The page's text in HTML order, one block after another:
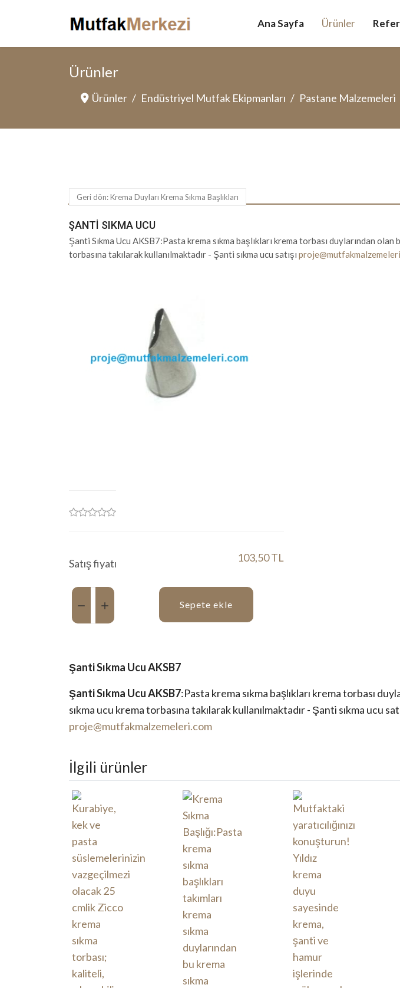
Ana Sayfa Ürünler
Ürünler
Ürünler Endüstriyel Mutfak Ekipmanları Pastane Malzemeleri
Geri dön: Krema Duyları Krema Sıkma Başlıkları
ŞANTI SIKMA UCU
Şanti Sıkma Ucu AKSB7:Pasta krema sıkma başlıkları krema torbası duylarından olan
torbasına takılarak kullanılmaktadır - Şanti sıkma ucu satışı
Satış fiyatı 103,50 TL
Miktar:
Sepete ekle
Şanti Sıkma Ucu AKSB7
Şanti Sıkma Ucu AKSB7:Pasta krema sıkma başlıkları krema torbası
sıkma ucu krema torbasına takılarak kullanılmaktadır - Şanti sıkma ucu
proje@mutfakmalzemeleri.com
İlgili ürünler